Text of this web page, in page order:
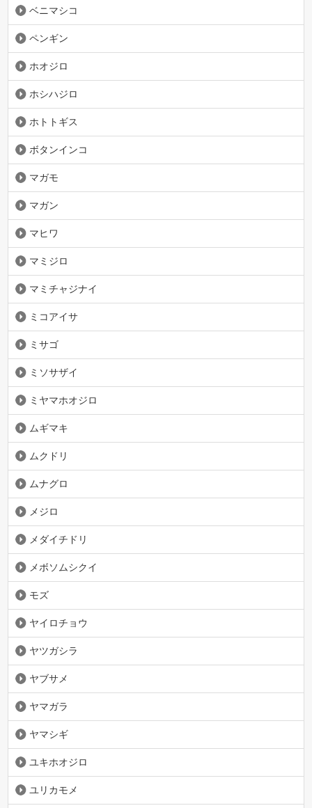
ベニマシコ
ペンギン
ホオジロ
ホシハジロ
ホトトギス
ボタンインコ
マガモ
マガン
マヒワ
マミジロ
マミチャジナイ
ミコアイサ
ミサゴ
ミソサザイ
ミヤマホオジロ
ムギマキ
ムクドリ
ムナグロ
メジロ
メダイチドリ
メボソムシクイ
モズ
ヤイロチョウ
ヤツガシラ
ヤブサメ
ヤマガラ
ヤマシギ
ユキホオジロ
ユリカモメ